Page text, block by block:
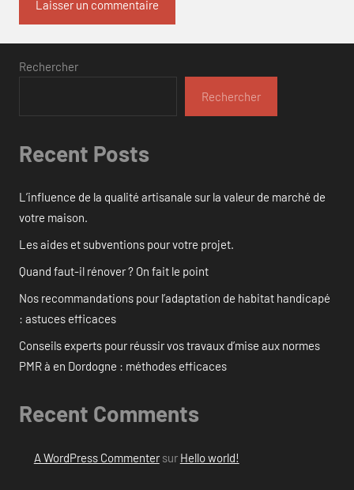
Rechercher
Rechercher
Recent Posts
L’influence de la qualité artisanale sur la valeur de marché de
votre maison.
Les aides et subventions pour votre projet.
Quand faut-il rénover ? On fait le point
Nos recommandations pour l’adaptation de habitat handicapé
: astuces efficaces
Conseils experts pour réussir vos travaux d’mise aux normes
PMR à en Dordogne : méthodes efficaces
Recent Comments
A WordPress Commentersur Hello world!